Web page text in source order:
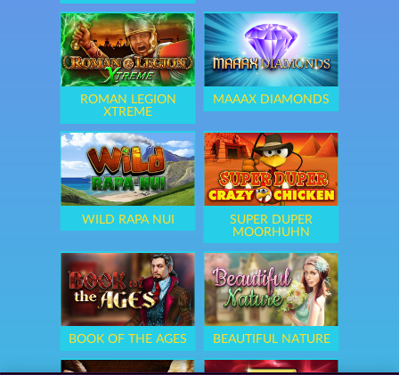
ROMAN LEGION
XTREME
MAAAX DIAMONDS
WILD RAPA NUI
SUPER DUPER
MOORHUHN
BOOK OF THE AGES BEAUTIFUL NATURE